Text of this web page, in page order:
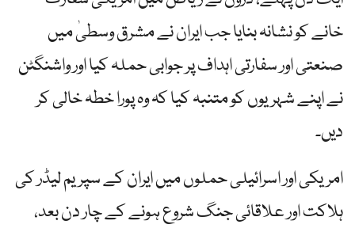
خانے کو نشانہ بنایا جب ایران نے مشرق وسطیٰ میں
صنعتی اور سفارتی اہداف پر جوابی حملہ کیا اور واشنگٹن
نے اپنے شہریوں کو متنبہ کیا کہ وہ پورا خطہ خالی کر
دیں۔
امریکی اور اسرائیلی حملوں میں ایران کے سپریم لیڈر کی
ہلاکت اور علاقائی جنگ شروع ہونے کے چار دن بعد،